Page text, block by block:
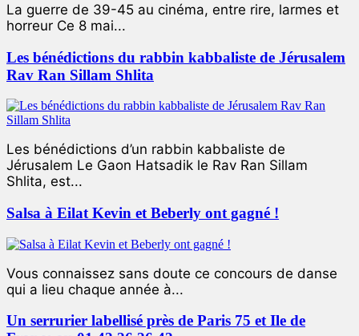
La guerre de 39-45 au cinéma, entre rire, larmes et
horreur Ce 8 mai...
Les bénédictions du rabbin kabbaliste de Jérusalem
Rav Ran Sillam Shlita
Les bénédictions d’un rabbin kabbaliste de
Jérusalem Le Gaon Hatsadik le Rav Ran Sillam
Shlita, est...
Salsa à Eilat Kevin et Beberly ont gagné !
Vous connaissez sans doute ce concours de danse
qui a lieu chaque année à...
Un serrurier labellisé près de Paris 75 et Ile de